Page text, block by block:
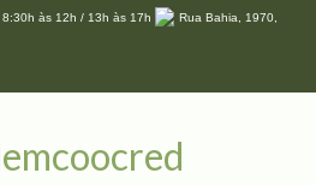
às 12h / 13h às 17h Rua Bahia, 1970,